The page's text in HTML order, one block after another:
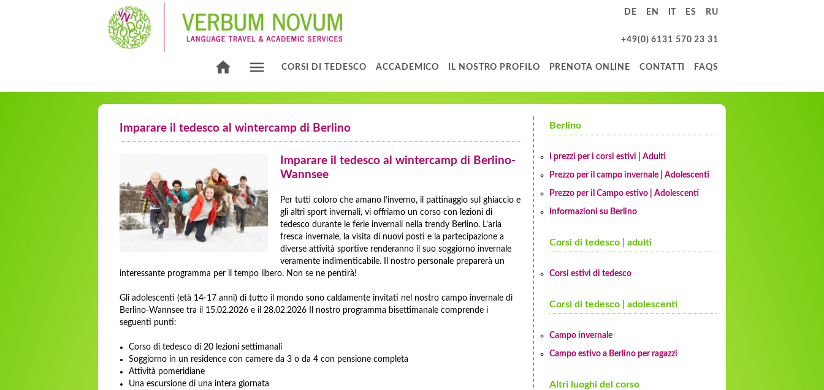
DE EN ES RU
+49(0) 6131 570 23 31
CORSI DI TEDESCO ACCADEMICO IL NOSTRO PROFILO PRENOTA ONLINE CONTATTI FAQS
Imparare il tedesco al wintercamp di Berlino
Imparare il tedesco al wintercamp di Berlino-
Wannsee
Per tutti coloro che amano l’inverno, il pattinaggio sul ghiaccio e
gli altri sport invernali, vi offriamo un corso con lezioni di
tedesco durante le ferie invernali nella trendy Berlino. L’aria
fresca invernale, la visita di nuovi posti e la partecipazione a
diverse attività sportive renderanno il suo soggiorno invernale
veramente indimenticabile. Il nostro personale preparerà un
interessante programma per il tempo libero. Non se ne pentirà!
Gli adolescenti (età 14-17 anni) di tutto il mondo sono caldamente invitati nel nostro campo invernale di
Berlino-Wannsee tra il 15.02.2026 e il 28.02.2026 Il nostro programma bisettimanale comprende i
seguenti punti:
Corso di tedesco di 20 lezioni settimanali
Soggiorno in un residence con camere da 3 o da 4 con pensione completa
Attività pomeridiane
Una escursione di una intera giornata
Berlino
I prezzi per i corsi estivi | Adulti
Prezzo per il campo invernale | Adolescenti
Prezzo per il Campo estivo | Adolescenti
Informazioni su Berlino
Corsi di tedesco | adulti
Corsi estivi di tedesco
Corsi di tedesco | adolescenti
Campo invernale
Campo estivo a Berlino per ragazzi
Altri luoghi del corso